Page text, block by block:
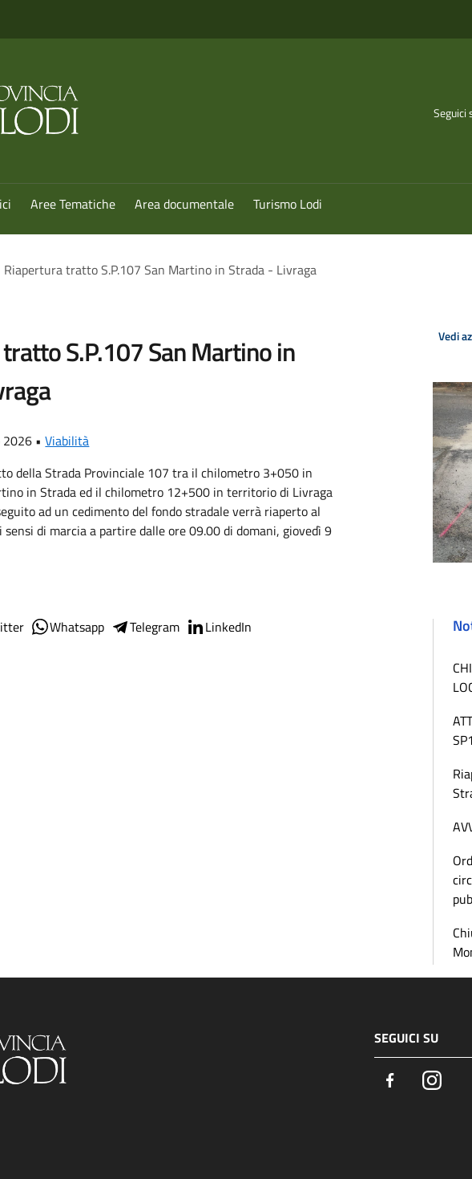
Seguici
Aree Tematiche Area documentale Turismo Lodi
Riapertura tratto S.P.107 San Martino in Strada - Livraga
S.P.107 San Martino in
2026 •Viabilità
della Strada Provinciale 107 tra il chilometro 3+050 in
in Strada ed il chilometro 12+500 in territorio di Livraga
ad un cedimento del fondo stradale verrà riaperto al
di marcia a partire dalle ore 09.00 di domani, giovedì 9
Whatsapp Telegram LinkedIn
Vedi
SEGUICI SU
Facebook